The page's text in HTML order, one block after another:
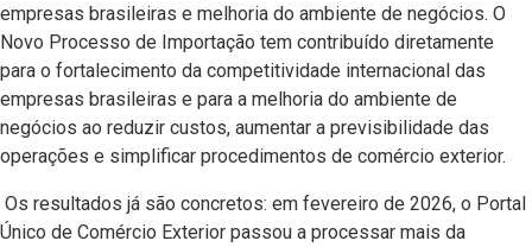
empresas brasileiras e melhoria do ambiente de negócios. O
Novo Processo de Importação tem contribuído diretamente
para o fortalecimento da competitividade internacional das
empresas brasileiras e para a melhoria do ambiente de
negócios ao reduzir custos, aumentar a previsibilidade das
operações e simplificar procedimentos de comércio exterior.
Os resultados já são concretos: em fevereiro de 2026, o Portal
Único de Comércio Exterior passou a processar mais da